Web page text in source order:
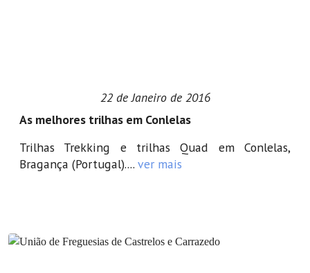
22 de Janeiro de 2016
As melhores trilhas em Conlelas
Trilhas Trekking e trilhas Quad em Conlelas,
Bragança (Portugal).... ver mais